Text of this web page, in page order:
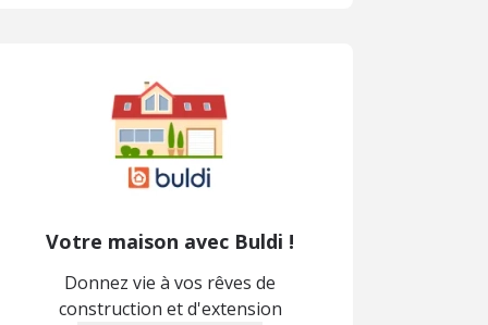
Votre maison avec Buldi !
Donnez vie à vos rêves de
construction et d'extension